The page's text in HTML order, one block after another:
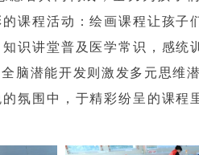
课程活动：绘画课程让孩子
识讲堂普及医学常识，感统
全脑潜能开发则激发多元思
氛围中，于精彩纷呈的课程